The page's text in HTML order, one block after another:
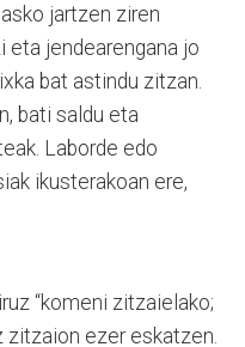
jartzen ziren
eta jendearengana jo
bat astindu zitzan.
bati saldu eta
Laborde edo
ikusterakoan ere,
“komeni zitzaielako;
zitzaion ezer eskatzen.